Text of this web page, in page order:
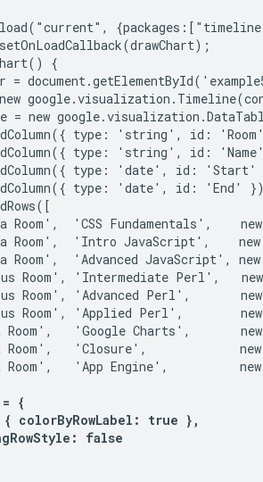
{
=
= new
type: 'string', id:
type: 'string', id:
type: 'date', id: 'Start'
type: 'date', id: 'End'
Room',  'CSS Fundamentals',
Room',  'Intro JavaScript',
Room',  'Advanced JavaScript',
Room', 'Intermediate Perl',
Room', 'Advanced Perl',
Room', 'Applied Perl',
Room',   'Google Charts',
Room',   'Closure',
Room',   'App Engine',
{
colorByRowLabel: true },
false